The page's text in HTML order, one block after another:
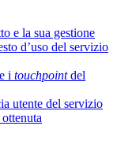
e la sua gestione
d’uso del servizio
i touchpointdel
utente del servizio